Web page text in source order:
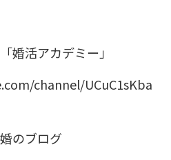
婚活アカデミー」
channel/UCuC1sKba
のブログ